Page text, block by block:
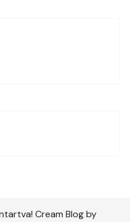
Cream Blog by